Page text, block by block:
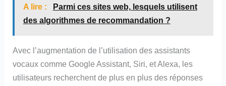
A lire :
Parmi ces sites web, lesquels utilisent
des algorithmes de recommandation ?
Avec l’augmentation de l’utilisation des assistants
vocaux comme Google Assistant, Siri, et Alexa, les
utilisateurs recherchent de plus en plus des réponses